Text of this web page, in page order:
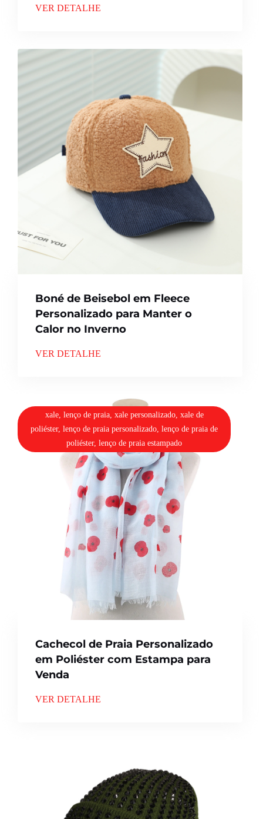
VER DETALHE
Boné de Beisebol em Fleece
Personalizado para Manter o
Calor no Inverno
VER DETALHE
xale, lenço de praia, xale personalizado, xale de
poliéster, lenço de praia personalizado, lenço de praia de
poliéster, lenço de praia estampado
Cachecol de Praia Personalizado
em Poliéster com Estampa para
Venda
VER DETALHE